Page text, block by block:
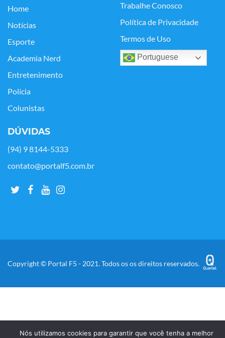
Home
Notícias
Esporte
Academia Nerd
Entretenimento
Polícia
Colunistas
Trabalhe Conosco
Política de Privacidade
Termos de Uso
Portuguese
DÚVIDAS
(94) 9 8144-5333
contato@portalf5.com.br
Copyright © Portal F5 - 2021. Todos os os direitos reservados.
Nós utilizamos cookies para garantir que você tenha a melhor